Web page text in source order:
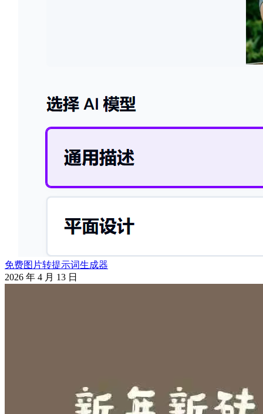
免费图片转提示词生成器
2026 年 4 月 13 日